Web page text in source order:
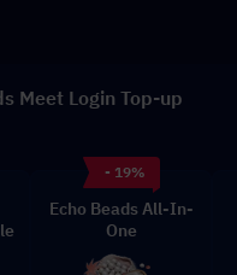
Meet Login Top-up
- 19%
Echo Beads All-In-
One